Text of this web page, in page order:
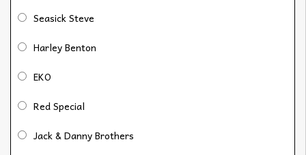
Seasick Steve
Harley Benton
EKO
Red Special
Jack & Danny Brothers